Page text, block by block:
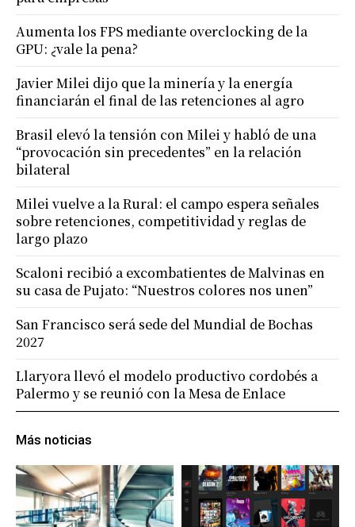
Más noticias
Aumenta los FPS mediante overclocking de la
GPU: ¿vale la pena?
Javier Milei dijo que la minería y la energía
financiarán el final de las retenciones al agro
Brasil elevó la tensión con Milei y habló de una
“provocación sin precedentes” en la relación
bilateral
Milei vuelve a la Rural: el campo espera señales
sobre retenciones, competitividad y reglas de
largo plazo
Scaloni recibió a excombatientes de Malvinas en
su casa de Pujato: “Nuestros colores nos unen”
San Francisco será sede del Mundial de Bochas
2027
Llaryora llevó el modelo productivo cordobés a
Palermo y se reunió con la Mesa de Enlace